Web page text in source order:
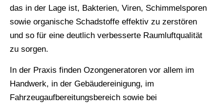
das in der Lage ist, Bakterien, Viren, Schimmelsporen
sowie organische Schadstoffe effektiv zu zerstören
und so für eine deutlich verbesserte Raumluftqualität
zu sorgen.
In der Praxis finden Ozongeneratoren vor allem im
Handwerk, in der Gebäudereinigung, im
Fahrzeugaufbereitungsbereich sowie bei